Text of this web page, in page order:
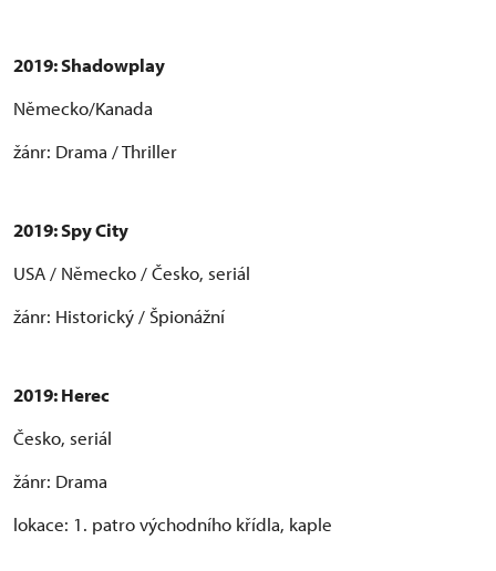
2019: Shadowplay
Německo/Kanada
žánr: Drama / Thriller
2019: Spy City
USA / Německo / Česko, seriál
žánr: Historický / Špionážní
2019: Herec
Česko, seriál
žánr: Drama
lokace: 1. patro východního křídla, kaple